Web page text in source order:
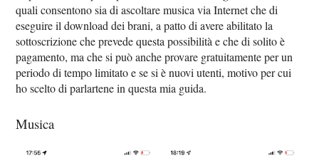
quali consentono sia di ascoltare musica via Internet che di
eseguire il download dei brani, a patto di avere abilitato la
sottoscrizione che prevede questa possibilità e che di solito è
pagamento, ma che si può anche provare gratuitamente per un
periodo di tempo limitato e se si è nuovi utenti, motivo per cui
ho scelto di parlartene in questa mia guida.
Musica